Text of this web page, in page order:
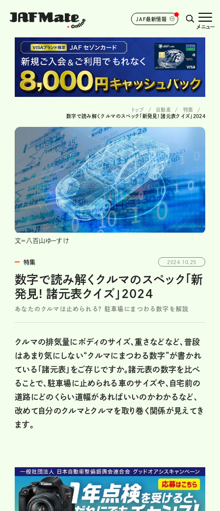
JAF最新情報
メニュー
トップ 自動車
特集
数字で読み解くクルマのスペック「新発見! 諸元表クイズ」2024
文＝八百山ゆーすけ
特集 2024.10.25
数字で読み解くクルマのスペック「新
発見! 諸元表クイズ」2024
あなたのクルマは止められる? 駐車場にまつわる数字を解説
クルマの排気量にボディのサイズ、重さなどなど、普段
はあまり気にしない“クルマにまつわる数字”が書かれ
ている「諸元表」をご存じですか。諸元表の数字を比べ
ることで、駐車場に止められる車のサイズや、自宅前の
道路にどのくらい道幅があればいいのかわかるなど、
改めて自分のクルマとクルマを取り巻く関係が見えてき
ます。